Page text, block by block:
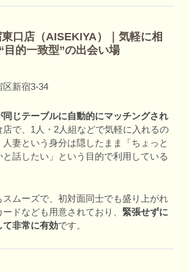
口店（AISEKIYA）｜気軽に相
目的一致型”の出会い場
区新宿3-34
同じテーブルに自動的にマッチングされ
店で、1人・2人組などで気軽に入れるの
妻という身分は隠したまま「ちょっと
話したい」という目的で利用している
スムーズで、初対面同士でも盛り上がれ
ドなども用意されており、 緊張せずに
て非常に有効です。